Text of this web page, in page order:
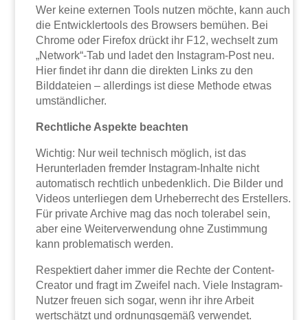
Wer keine externen Tools nutzen möchte, kann auch
die Entwicklertools des Browsers bemühen. Bei
Chrome oder Firefox drückt ihr F12, wechselt zum
„Network“-Tab und ladet den Instagram-Post neu.
Hier findet ihr dann die direkten Links zu den
Bilddateien – allerdings ist diese Methode etwas
umständlicher.
Rechtliche Aspekte beachten
Wichtig: Nur weil technisch möglich, ist das
Herunterladen fremder Instagram-Inhalte nicht
automatisch rechtlich unbedenklich. Die Bilder und
Videos unterliegen dem Urheberrecht des Erstellers.
Für private Archive mag das noch tolerabel sein,
aber eine Weiterverwendung ohne Zustimmung
kann problematisch werden.
Respektiert daher immer die Rechte der Content-
Creator und fragt im Zweifel nach. Viele Instagram-
Nutzer freuen sich sogar, wenn ihr ihre Arbeit
wertschätzt und ordnungsgemäß verwendet.